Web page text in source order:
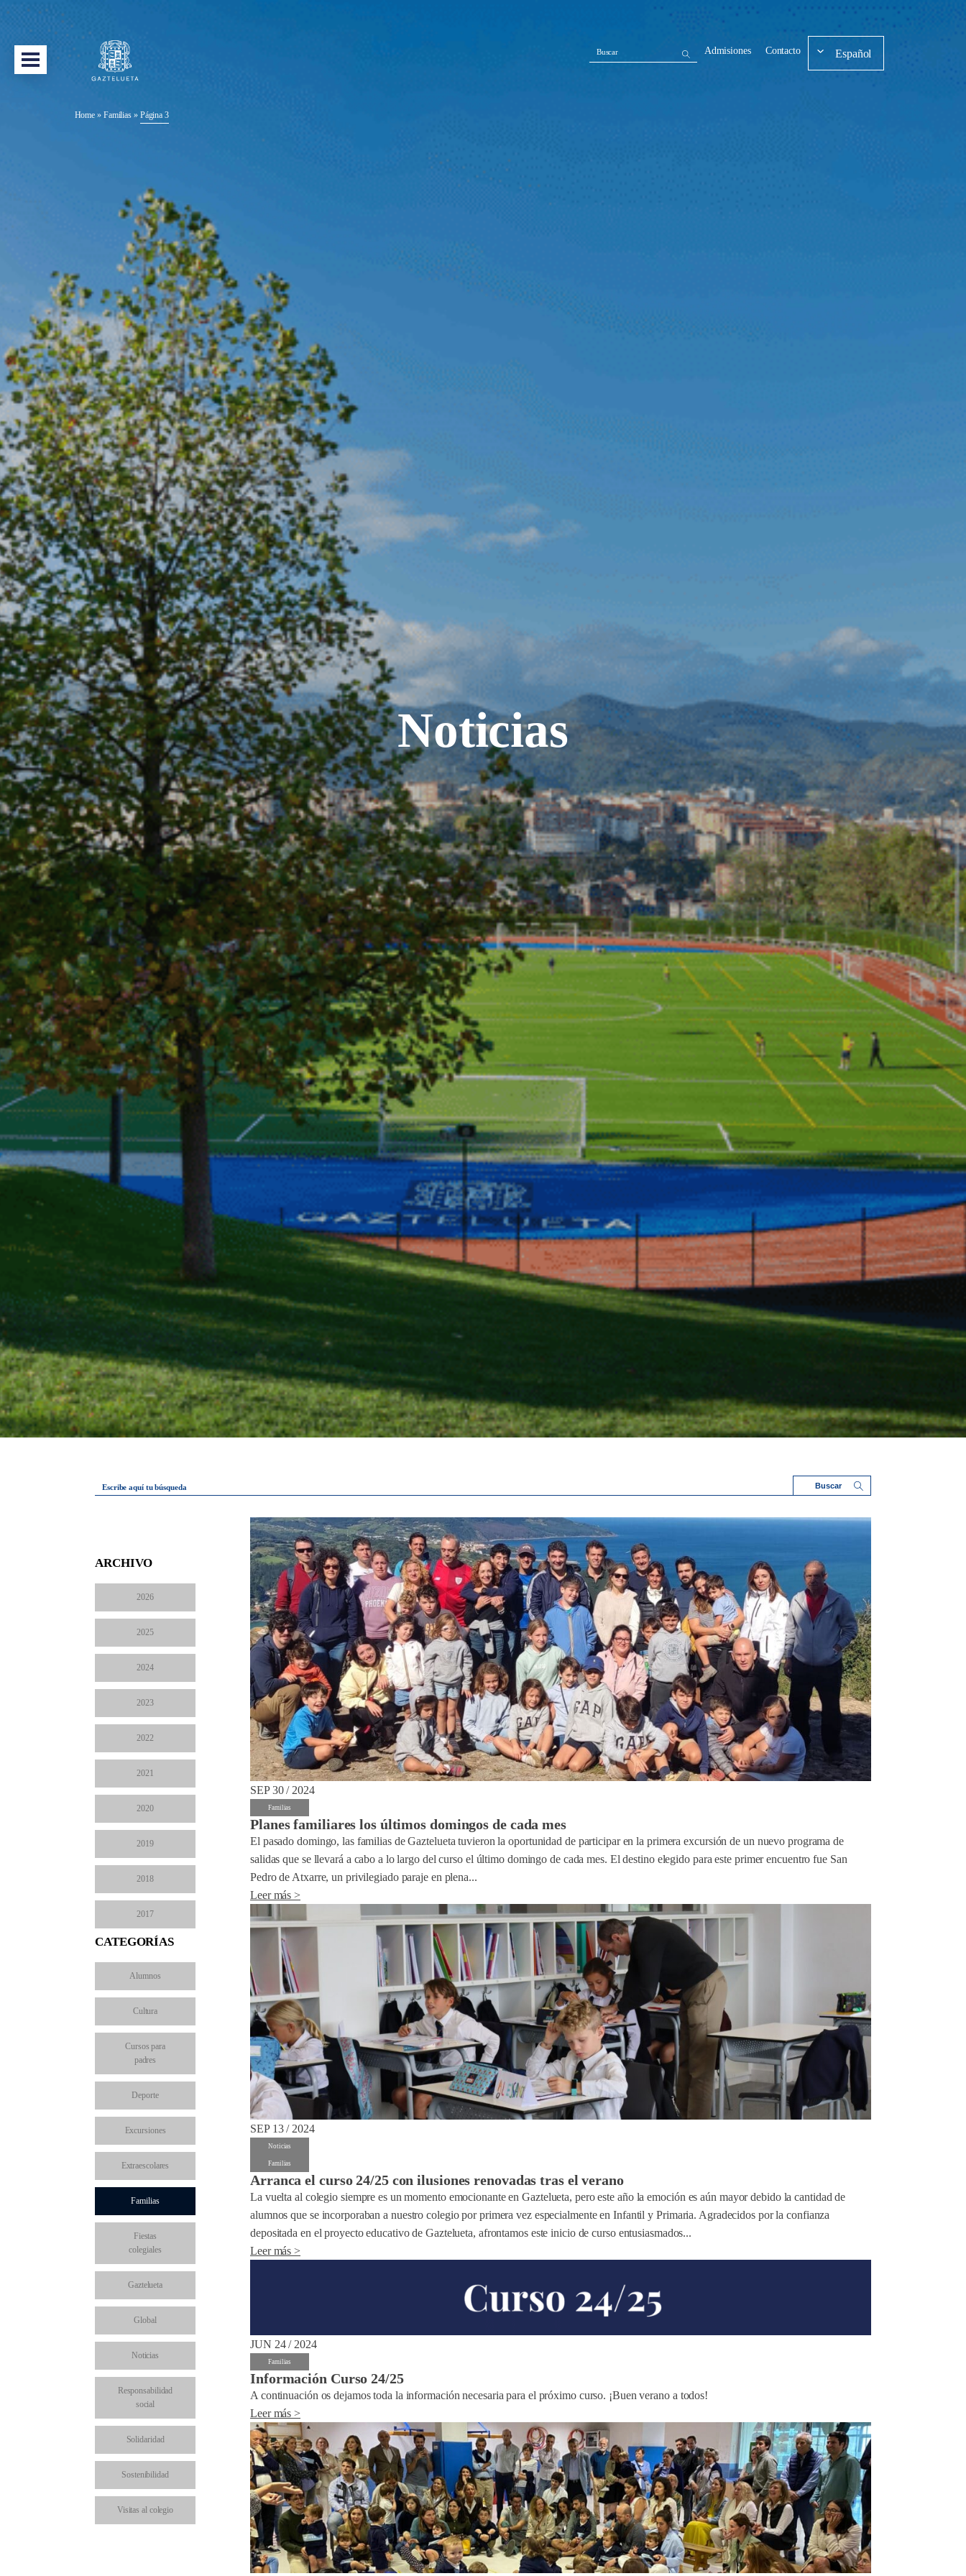
Home » Familias » Página 3
Buscar Admisiones Contacto Español
Noticias
Escribe aquí tu búsqueda
ARCHIVO
2026
2025
2024
2023
2022
2021
2020
2019
2018
2017
CATEGORÍAS
Alumnos
Cultura
Cursos para
padres
Deporte
Excursiones
Extraescolares
Familias
Fiestas
colegiales
Gaztelueta
Global
Noticias
Responsabilidad
social
Solidaridad
Sostenibilidad
Visitas al colegio
SEP 30 / 2024
Familias
Planes familiares los últimos domingos de cada mes
El pasado domingo, las familias de Gaztelueta tuvieron la oportunidad de participar en la primera excursión de un nuevo programa de
salidas que se llevará a cabo a lo largo del curso el último domingo de cada mes. El destino elegido para este primer encuentro fue San
Pedro de Atxarre, un privilegiado paraje en plena...
Leer más >
SEP 13 / 2024
Noticias
Familias
Arranca el curso 24/25 con ilusiones renovadas tras el verano
La vuelta al colegio siempre es un momento emocionante en Gaztelueta, pero este año la emoción es aún mayor debido la cantidad de
alumnos que se incorporaban a nuestro colegio por primera vez especialmente en Infantil y Primaria. Agradecidos por la confianza
depositada en el proyecto educativo de Gaztelueta, afrontamos este inicio de curso entusiasmados...
Leer más >
JUN 24 / 2024
Familias
Información Curso 24/25
A continuación os dejamos toda la información necesaria para el próximo curso. ¡Buen verano a todos!
Leer más >